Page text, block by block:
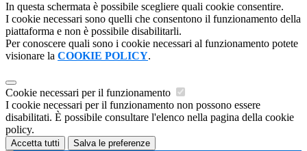
In questa schermata è possibile scegliere quali cookie consentire.
I cookie necessari sono quelli che consentono il funzionamento della
piattaforma e non è possibile disabilitarli.
Per conoscere quali sono i cookie necessari al funzionamento potete
visionare la COOKIE POLICY.
Cookie necessari per il funzionamento
I cookie necessari per il funzionamento non possono essere
disabilitati. È possibile consultare l'elenco nella pagina della cookie
policy.
Accetta tutti Salva le preferenze